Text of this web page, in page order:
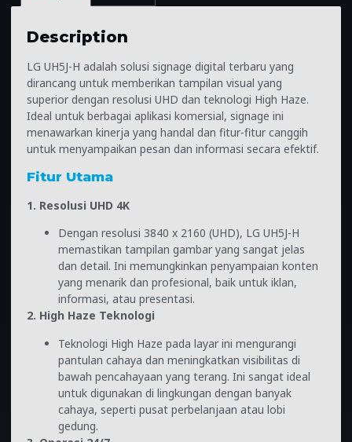
Description
LG UH5J-H adalah solusi signage digital terbaru yang
dirancang untuk memberikan tampilan visual yang
superior dengan resolusi UHD dan teknologi High Haze.
Ideal untuk berbagai aplikasi komersial, signage ini
menawarkan kinerja yang handal dan fitur-fitur canggih
untuk menyampaikan pesan dan informasi secara efektif.
Fitur Utama
1. Resolusi UHD 4K
Dengan resolusi 3840 x 2160 (UHD), LG UH5J-H
memastikan tampilan gambar yang sangat jelas
dan detail. Ini memungkinkan penyampaian konten
yang menarik dan profesional, baik untuk iklan,
informasi, atau presentasi.
2. High Haze Teknologi
Teknologi High Haze pada layar ini mengurangi
pantulan cahaya dan meningkatkan visibilitas di
bawah pencahayaan yang terang. Ini sangat ideal
untuk digunakan di lingkungan dengan banyak
cahaya, seperti pusat perbelanjaan atau lobi
gedung.